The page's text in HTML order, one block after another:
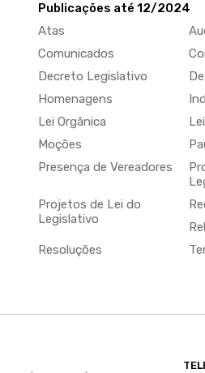
Publicações até 12/2024
Atas
Comunicados
Decreto Legislativo
Homenagens
Lei Orgânica
Moções
Presença de Vereadores
Projetos de Lei do
Legislativo
Resoluções